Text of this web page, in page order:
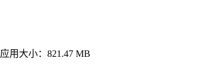
应用大小：821.47 MB